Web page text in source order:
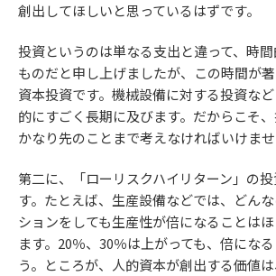
創出してほしいと思っているはずです。
投資というのは単なる支出と違って、時
ものだと申し上げましたが、この時間が
資本投資です。機械設備に対する投資な
的にすごく長期に及びます。だからこそ、
かなり先のことまで考えなければいけませ
第二に、「ローリスクハイリターン」の
す。たとえば、生産設備などでは、どん
ションをしても生産性が倍になることは
ます。20％、30％は上がっても、倍にな
う。ところが、人的資本が創出する価値